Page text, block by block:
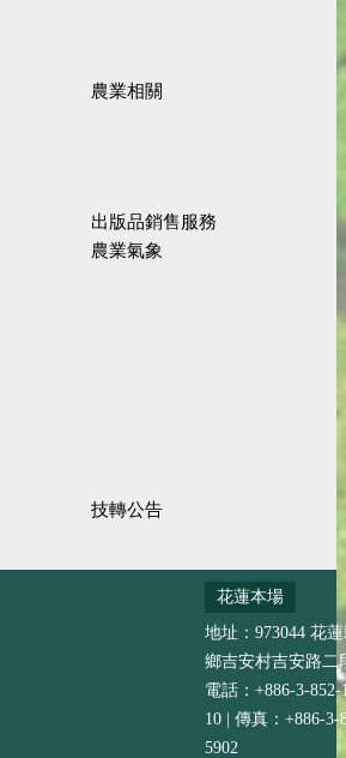
農業相關
出版品銷售服務
農業氣象
技轉公告
花蓮本場
地址：973044 花
鄉吉安村吉安路二
電話：+886-3-852-
10 | 傳真：+886-3-
5902